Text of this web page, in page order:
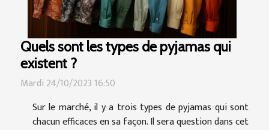
Quels sont les types de pyjamas qui
existent ?
Mardi 24/10/2023 16:50
Sur le marché, il y a trois types de pyjamas qui sont
chacun efficaces en sa façon. Il sera question dans cet